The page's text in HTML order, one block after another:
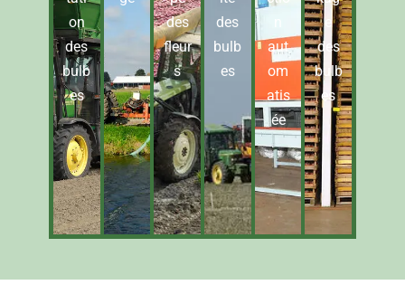
on
des
bulb
es
des
fleur
s
des
bulb
es
aut
om
atis
ée
e
des
bulb
es